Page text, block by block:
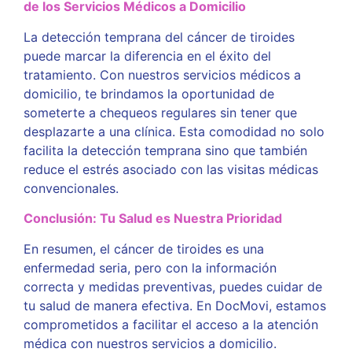
de los Servicios Médicos a Domicilio
La detección temprana del cáncer de tiroides
puede marcar la diferencia en el éxito del
tratamiento. Con nuestros servicios médicos a
domicilio, te brindamos la oportunidad de
someterte a chequeos regulares sin tener que
desplazarte a una clínica. Esta comodidad no solo
facilita la detección temprana sino que también
reduce el estrés asociado con las visitas médicas
convencionales.
Conclusión: Tu Salud es Nuestra Prioridad
En resumen, el cáncer de tiroides es una
enfermedad seria, pero con la información
correcta y medidas preventivas, puedes cuidar de
tu salud de manera efectiva. En DocMovi, estamos
comprometidos a facilitar el acceso a la atención
médica con nuestros servicios a domicilio.